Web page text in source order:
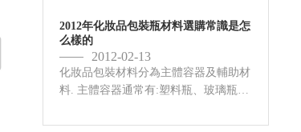
2012年化妝品包裝瓶材料選購常識是怎
么樣的
2012-02-13
化妝品包裝材料分為主體容器及輔助材
料. 主體容器通常有:塑料瓶、玻璃瓶、
盒、處箱、中箱、 1、塑料瓶的材質通